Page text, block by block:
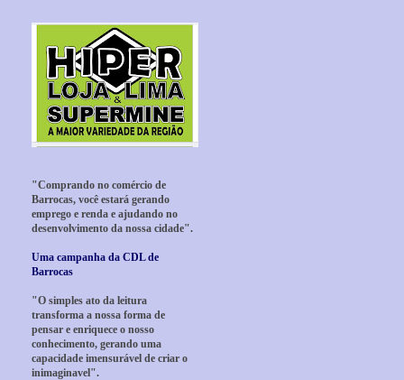
"Comprando no comércio de
Barrocas, você estará gerando
emprego e renda e ajudando no
desenvolvimento da nossa cidade".
Uma campanha da CDL de
Barrocas
"O simples ato da leitura
transforma a nossa forma de
pensar e enriquece o nosso
conhecimento, gerando uma
capacidade imensurável de criar o
inimaginavel".